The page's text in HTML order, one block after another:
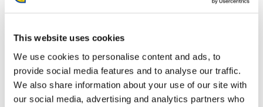
This website uses cookies
We use cookies to personalise content and ads, to
provide social media features and to analyse our traffic.
We also share information about your use of our site with
our social media, advertising and analytics partners who